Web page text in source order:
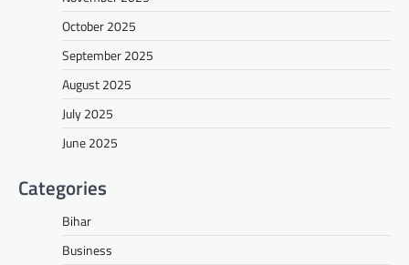
October 2025
September 2025
August 2025
July 2025
June 2025
Categories
Bihar
Business